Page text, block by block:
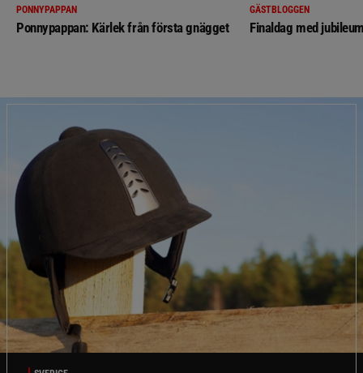
PONNYPAPPAN
Ponnypappan: Kärlek från första gnägget
GÄSTBLOGGEN
Finaldag med